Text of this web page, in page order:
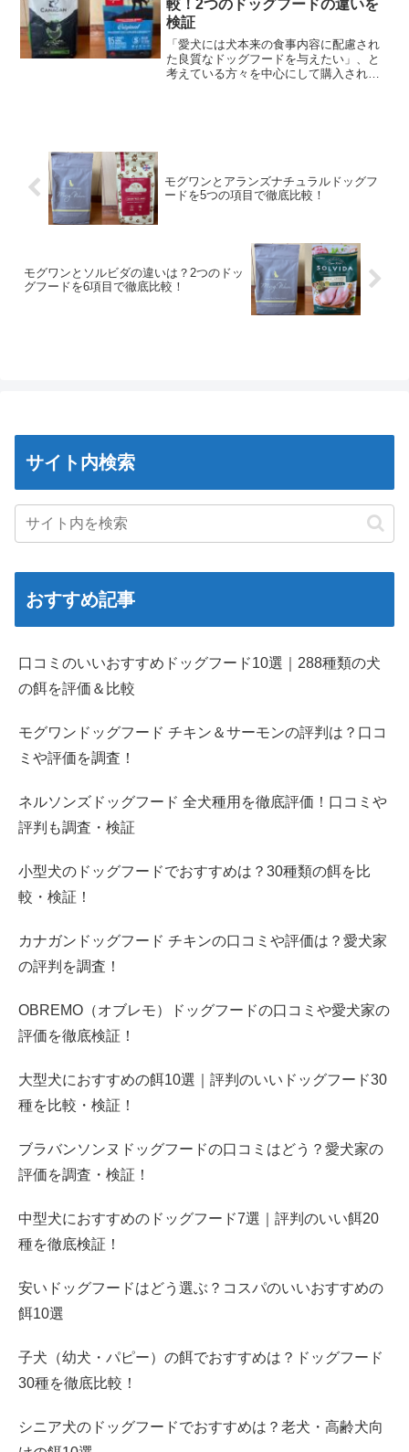
の給餌量の目安を解説しています。
較！2つのドッグフードの違いを
検証
「愛犬には犬本来の食事内容に配慮され
た良質なドッグフードを与えたい」、と
考えている方々を中心にして購入されて
モグワンとアランズナチュラルドッグフ
ードを5つの項目で徹底比較！
モグワンとソルビダの違いは？2つのドッ
グフードを6項目で徹底比較！
サイト内検索
おすすめ記事
口コミのいいおすすめドッグフード10選｜288種類の犬
の餌を評価＆比較
モグワンドッグフード チキン＆サーモンの評判は？口コ
ミや評価を調査！
ネルソンズドッグフード 全犬種用を徹底評価！口コミや
評判も調査・検証
小型犬のドッグフードでおすすめは？30種類の餌を比
較・検証！
カナガンドッグフード チキンの口コミや評価は？愛犬家
の評判を調査！
OBREMO（オブレモ）ドッグフードの口コミや愛犬家の
評価を徹底検証！
大型犬におすすめの餌10選｜評判のいいドッグフード30
種を比較・検証！
ブラバンソンヌドッグフードの口コミはどう？愛犬家の
評価を調査・検証！
中型犬におすすめのドッグフード7選｜評判のいい餌20
種を徹底検証！
安いドッグフードはどう選ぶ？コスパのいいおすすめの
餌10選
子犬（幼犬・パピー）の餌でおすすめは？ドッグフード
30種を徹底比較！
シニア犬のドッグフードでおすすめは？老犬・高齢犬向